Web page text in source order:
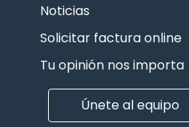
Noticias
Solicitar factura online
Tu opinión nos importa
Únete al equipo